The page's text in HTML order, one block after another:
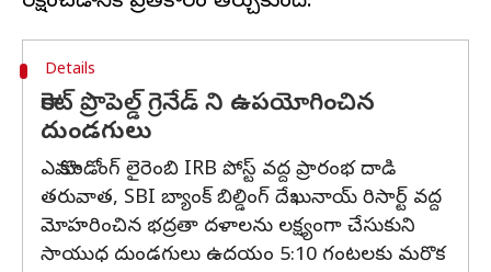
Details
రాకెట్ ప్రొపెల్డ్ గ్రెనేడ్ ని ఉపయోగించిన
దుండగులు
ఎమా కొండోంగ్ లైరెంబి IRB పోస్ట్ వద్ద ప్రారంభ దాడి
తరువాత, SBI బ్యాంక్ బిల్డింగ్ దేఖునాయ్ రిసార్ట్ వద్ద
మోహరించిన భద్రతా దళాలను లక్ష్యంగా చేసుకుని
సాయుధ దుండగులు ఉదయం 5:10 గంటలకు మరొక